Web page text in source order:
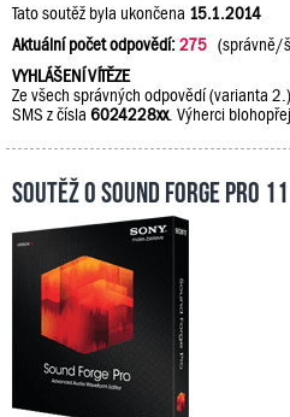
Tato soutěž byla ukončena 15.1.2014
Aktuální počet odpovědí:275 (správně/
VYHLÁŠENÍ VÍTĚZE
Ze všech správných odpovědí (varianta
SMS z čísla 6024228xx. Výherci
Soutěž o Sound Forge Pro 11